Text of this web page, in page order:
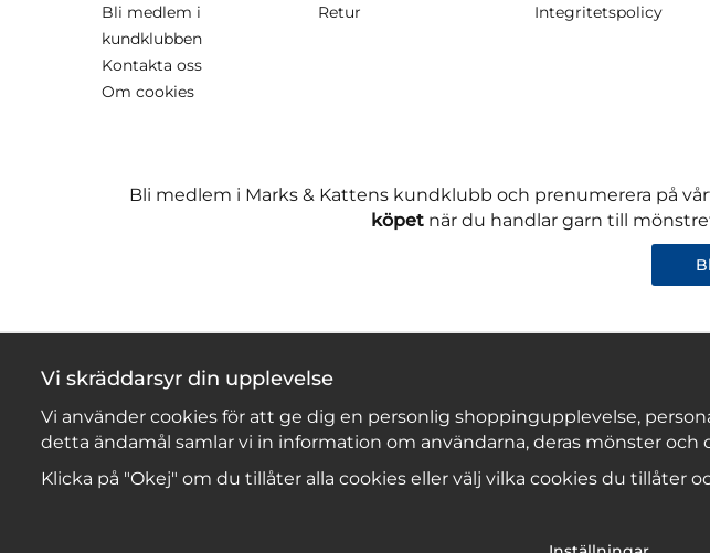
Bli medlem i
kundklubben
Kontakta oss
Om cookies
Retur
Integritetspolicy
Bli medlem i Marks & Kattens kundklubb och prenumerera på
köpetnär du handlar garn till
Copyright ©
Vi skräddarsyr din upplevelse
Vi använder cookies för att ge dig en personlig shoppingupplevelse,
detta ändamål samlar vi in information om användarna, deras mönster och
Klicka på "Okej" om du tillåter alla cookies eller välj vilka cookies du tillåter